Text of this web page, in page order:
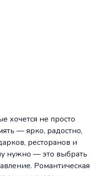
хочется не просто
— ярко, радостно,
ресторанов и
нужно — это выбрать
Романтическая